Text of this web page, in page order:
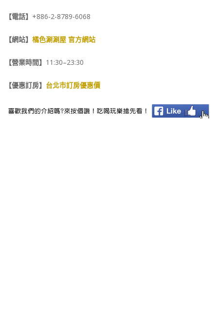
【電話】 +886-2-8789-6068
【網站】 橘色涮涮屋 官方網站
【營業時間】 11:30–23:30
【優惠訂房】 台北市訂房優惠價